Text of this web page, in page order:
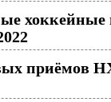
хоккейные
приёмов